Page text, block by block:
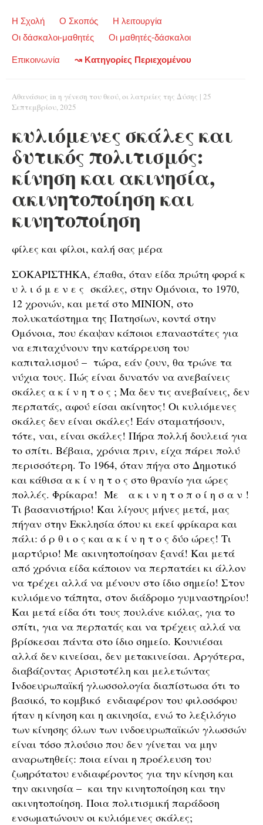
Η Σχολή Ο Σκοπός
Η λειτουργία
Οι δάσκαλοι-μαθητές
Οι μαθητές-δάσκαλοι
Επικοινωνία ↝ Κατηγορίες Περιεχομένου
Αθανάσιος in η γένεση του θεού,οι λατρείες της Δύσης | 25
Σεπτεμβρίου, 2025
κυλιόμενες σκάλες και
δυτικός πολιτισμός:
κίνηση και ακινησία,
ακινητοποίηση και
κινητοποίηση
φίλες και φίλοι, καλή σας μέρα
ΣΟΚΑΡΙΣΤΗΚΑ, έπαθα, όταν είδα πρώτη φορά κ
υ λ ι ό μ ε ν ε ς σκάλες, στην Ομόνοια, το 1970,
12 χρονών, και μετά στο ΜΙΝΙΟΝ, στο
πολυκατάστημα της Πατησίων, κοντά στην
Ομόνοια, που έκαψαν κάποιοι επαναστάτες για
να επιταχύνουν την κατάρρευση του
καπιταλισμού – τώρα, εάν ζουν, θα τρώνε τα
νύχια τους. Πώς είναι δυνατόν να ανεβαίνεις
σκάλες α κ ί ν η τ ο ς ; Μα δεν τις ανεβαίνεις, δεν
περπατάς, αφού είσαι ακίνητος! Οι κυλιόμενες
σκάλες δεν είναι σκάλες! Εάν σταματήσουν,
τότε, ναι, είναι σκάλες! Πήρα πολλή δουλειά για
το σπίτι. Βέβαια, χρόνια πριν, είχα πάρει πολύ
περισσότερη. Το 1964, όταν πήγα στο Δημοτικό
και κάθισα α κ ί ν η τ ο ς στο θρανίο για ώρες
πολλές. Φρίκαρα! Με α κ ι ν η τ ο π ο ί η σ α ν !
Τι βασανιστήριο! Και λίγους μήνες μετά, μας
πήγαν στην Εκκλησία όπου κι εκεί φρίκαρα και
πάλι: ό ρ θ ι ο ς και α κ ί ν η τ ο ς δύο ώρες! Τι
μαρτύριο! Με ακινητοποίησαν ξανά! Και μετά
από χρόνια είδα κάποιον να περπατάει κι άλλον
να τρέχει αλλά να μένουν στο ίδιο σημείο! Στον
κυλιόμενο τάπητα, στον διάδρομο γυμναστηρίου!
Και μετά είδα ότι τους πουλάνε κιόλας, για το
σπίτι, για να περπατάς και να τρέχεις αλλά να
βρίσκεσαι πάντα στο ίδιο σημείο. Κουνιέσαι
αλλά δεν κινείσαι, δεν μετακινείσαι. Αργότερα,
διαβάζοντας Αριστοτέλη και μελετώντας
Ινδοευρωπαϊκή γλωσσολογία διαπίστωσα ότι το
βασικό, το κομβικό ενδιαφέρον του φιλοσόφου
ήταν η κίνηση και η ακινησία, ενώ το λεξιλόγιο
των κίνησης όλων των ινδοευρωπαϊκών γλωσσών
είναι τόσο πλούσιο που δεν γίνεται να μην
αναρωτηθείς: ποια είναι η προέλευση του
ζωηρότατου ενδιαφέροντος για την κίνηση και
την ακινησία – και την κινητοποίηση και την
ακινητοποίηση. Ποια πολιτισμική παράδοση
ενσωματώνουν οι κυλιόμενες σκάλες;